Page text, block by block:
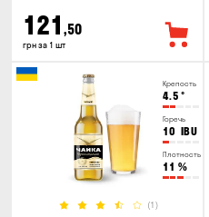
121 ,50
грн за 1 шт
Крепость
4.5 °
Горечь
10 IBU
Плотность
11 %
(1)